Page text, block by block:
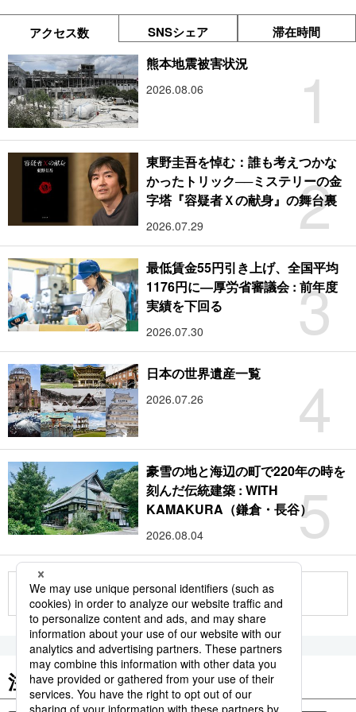
アクセス数 SNSシェア 滞在時間
1
熊本地震被害状況
2026.08.06
2
東野圭吾を悼む：誰も考えつかな
かったトリック──ミステリーの金
字塔『容疑者Ｘの献身』の舞台裏
2026.07.29
3
最低賃金55円引き上げ、全国平均
1176円に―厚労省審議会 : 前年度
実績を下回る
2026.07.30
4
日本の世界遺産一覧
2026.07.26
5
豪雪の地と海辺の町で220年の時を
刻んだ伝統建築 : WITH
KAMAKURA（鎌倉・長谷）
2026.08.04
もっと見る
注目のキーワード